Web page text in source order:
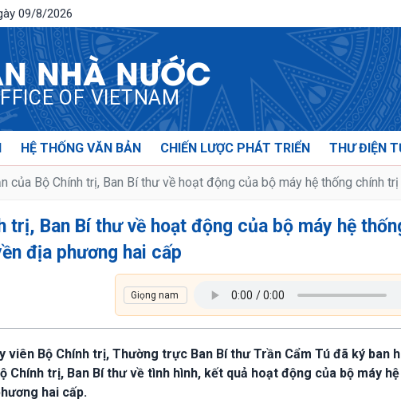
09/8/2026
NHÀ NƯỚC
OF VIETNAM
HỆ THỐNG VĂN BẢN CHIẾN LƯỢC PHÁT TRIỂN THƯ ĐIỆN
của Bộ Chính trị, Ban Bí thư về hoạt động của bộ máy hệ thống chính
trị, Ban Bí thư về hoạt động của bộ máy hệ
địa phương hai cấp
viên Bộ Chính trị, Thường trực Ban Bí thư Trần Cẩm Tú đã ký ban
Chính trị, Ban Bí thư về tình hình, kết quả hoạt động của bộ máy
hai cấp.